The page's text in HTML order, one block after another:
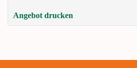
Angebot drucken